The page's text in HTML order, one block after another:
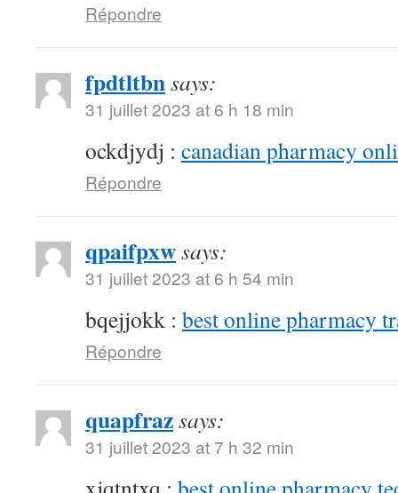
Répondre
fpdtltbnsays:
31 juillet 2023 at 6 h 18 min
ockdjydj : canadian pharmacy
Répondre
qpaifpxwsays:
31 juillet 2023 at 6 h 54 min
bqejjokk : best online pharmacy
Répondre
quapfrazsays:
31 juillet 2023 at 7 h 32 min